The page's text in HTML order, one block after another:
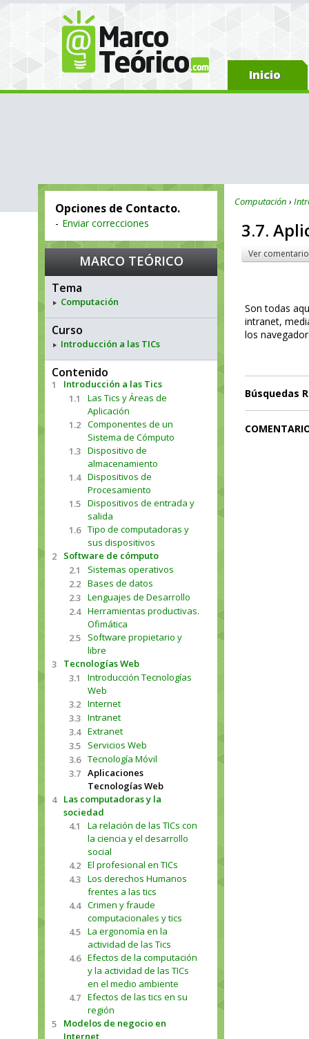
Inicio
Opciones de Contacto.
- Enviar correcciones
MARCO TEÓRICO
Tema
Computación
Curso
Introducción a las TICs
Contenido
1
Introducción a las Tics
1.1
Las Tics y Áreas de
Aplicación
1.2 Componentes de un
Sistema de Cómputo
1.3 Dispositivo de
almacenamiento
1.4 Dispositivos de
Procesamiento
1.5 Dispositivos de entrada y
salida
1.6 Tipo de computadoras y
sus dispositivos
2
Software de cómputo
2.1
Sistemas operativos
2.2 Bases de datos
2.3 Lenguajes de Desarrollo
2.4 Herramientas productivas.
Ofimática
2.5
Software propietario y
libre
3
Tecnologías Web
3.1
Introducción Tecnologías
Web
3.2 Internet
3.3 Intranet
3.4 Extranet
3.5
Servicios Web
3.6 Tecnología Móvil
3.7 Aplicaciones
Tecnologías Web
4
Las computadoras y la
sociedad
4.1
La relación de las TICs con
la ciencia y el desarrollo
social
4.2 El profesional en TICs
4.3 Los derechos Humanos
frentes a las tics
4.4 Crimen y fraude
computacionales y tics
4.5 La ergonomía en la
actividad de las Tics
4.6 Efectos de la computación
y la actividad de las TICs
en el medio ambiente
4.7 Efectos de las tics en su
región
5
Modelos de negocio en
Internet
Computación
3.7.
Ver
Son todas
intranet,
los
Búsquedas